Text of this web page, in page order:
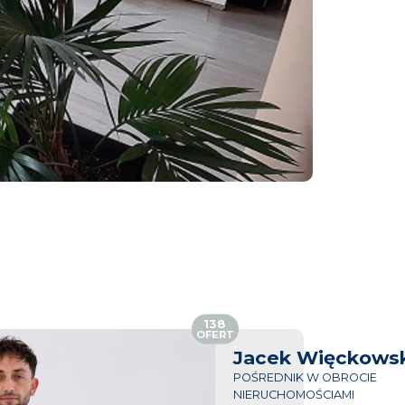
Jacek
POŚREDNIK W OBROCIE
NIERUCHOMOŚCIAMI
138
OFERT